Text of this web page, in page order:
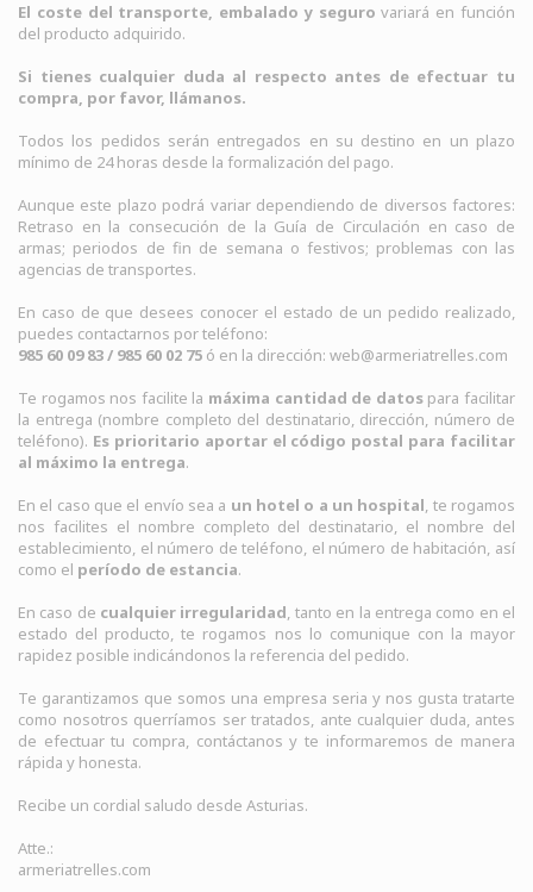
El coste del transporte, embalado y seguro variará en función
del producto adquirido.
Si tienes cualquier duda al respecto antes de efectuar tu
compra, por favor, llámanos.
Todos los pedidos serán entregados en su destino en un plazo
mínimo de 24 horas desde la formalización del pago.
Aunque este plazo podrá variar dependiendo de diversos factores:
Retraso en la consecución de la Guía de Circulación en caso de
armas; periodos de fin de semana o festivos; problemas con las
agencias de transportes.
En caso de que desees conocer el estado de un pedido realizado,
puedes contactarnos por teléfono:
985 60 09 83 / 985 60 02 75 ó en la dirección: web@armeriatrelles.com
Te rogamos nos facilite la máxima cantidad de datospara facilitar
la entrega (nombre completo del destinatario, dirección, número de
teléfono). Es prioritario aportar el código postal para facilitar
al máximo la entrega.
En el caso que el envío sea a un hotel o a un hospital, te rogamos
nos facilites el nombre completo del destinatario, el nombre del
establecimiento, el número de teléfono, el número de habitación, así
como el período de estancia.
En caso de cualquier irregularidad, tanto en la entrega como en el
estado del producto, te rogamos nos lo comunique con la mayor
rapidez posible indicándonos la referencia del pedido.
Te garantizamos que somos una empresa seria y nos gusta tratarte
como nosotros querríamos ser tratados, ante cualquier duda, antes
de efectuar tu compra, contáctanos y te informaremos de manera
rápida y honesta.
Recibe un cordial saludo desde Asturias.
Atte.:
armeriatrelles.com